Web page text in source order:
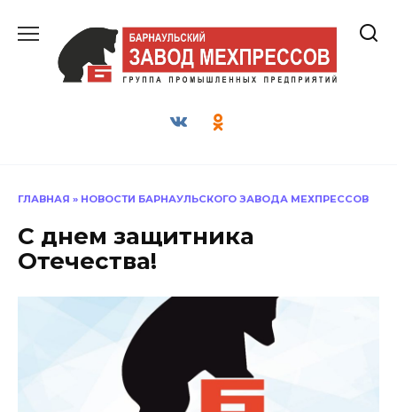
содержанию
ГЛАВНАЯ » НОВОСТИ БАРНАУЛЬСКОГО ЗАВОДА МЕХПРЕССОВ
С днем защитника
Отечества!